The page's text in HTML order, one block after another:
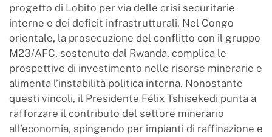
progetto di Lobito per via delle crisi securitarie
interne e dei deficit infrastrutturali. Nel Congo
orientale, la prosecuzione del conflitto con il gruppo
M23/AFC, sostenuto dal Rwanda, complica le
prospettive di investimento nelle risorse minerarie e
alimenta l’instabilità politica interna. Nonostante
questi vincoli, il Presidente Félix Tshisekedi punta a
rafforzare il contributo del settore minerario
all’economia, spingendo per impianti di raffinazione e